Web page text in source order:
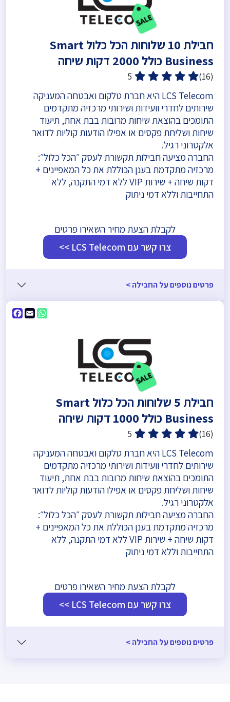
חבילת 10 שלוחות הכל כלול Smart
Business כולל 2000 דקות שיחה
(16)
5
LCS Telecom היא חברת טלקום ואבטחה המעניקה
שירותים לחדרי וועידות ושירותי מרכזיה מתקדמים
התומכים בהוצאת שיחות מרובות בבת אחת, תיעוד
שיחות ושליחת פקסים או אפילו הודעות קוליות לדואר
אלקטרוני רגיל.
החברה מציעה חבילות תקשורת לעסק ״הכל כלול״:
מרכזיה מתקדמת בענן הכוללת את כל המאפיינים +
דקות שיחה + שירות VIP ללא דמי התקנה, ללא
התחייבות וללא דמי ניתוק
לקבלת הצעת מחיר השאירו פרטים
צרו קשר עם LCS Telecom >>
פרטים נוספים על החבילה >
Email
WhatsApp
חבילת 5 שלוחות הכל כלול Smart
Business כולל 1000 דקות שיחה
(16)
5
LCS Telecom היא חברת טלקום ואבטחה המעניקה
שירותים לחדרי וועידות ושירותי מרכזיה מתקדמים
התומכים בהוצאת שיחות מרובות בבת אחת, תיעוד
שיחות ושליחת פקסים או אפילו הודעות קוליות לדואר
אלקטרוני רגיל.
החברה מציעה חבילות תקשורת לעסק ״הכל כלול״:
מרכזיה מתקדמת בענן הכוללת את כל המאפיינים +
דקות שיחה + שירות VIP ללא דמי התקנה, ללא
התחייבות וללא דמי ניתוק
לקבלת הצעת מחיר השאירו פרטים
צרו קשר עם LCS Telecom >>
פרטים נוספים על החבילה >